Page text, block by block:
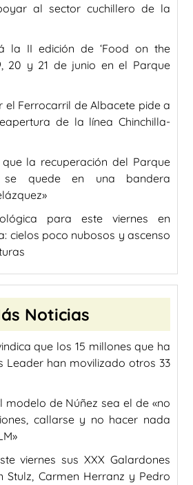
al sector cuchillero de la
la II edición de ‘Food on the
20 y 21 de junio en el Parque
el Ferrocarril de Albacete pide a
de la línea Chinchilla-
la recuperación del Parque
quede en una bandera
para este viernes en
cielos poco nubosos y ascenso
Noticias
que los 15 millones que ha
Leader han movilizado otros 33
modelo de Núñez sea el de «no
callarse y no hacer nada
viernes sus XXX Galardones
Stulz, Carmen Herranz y Pedro